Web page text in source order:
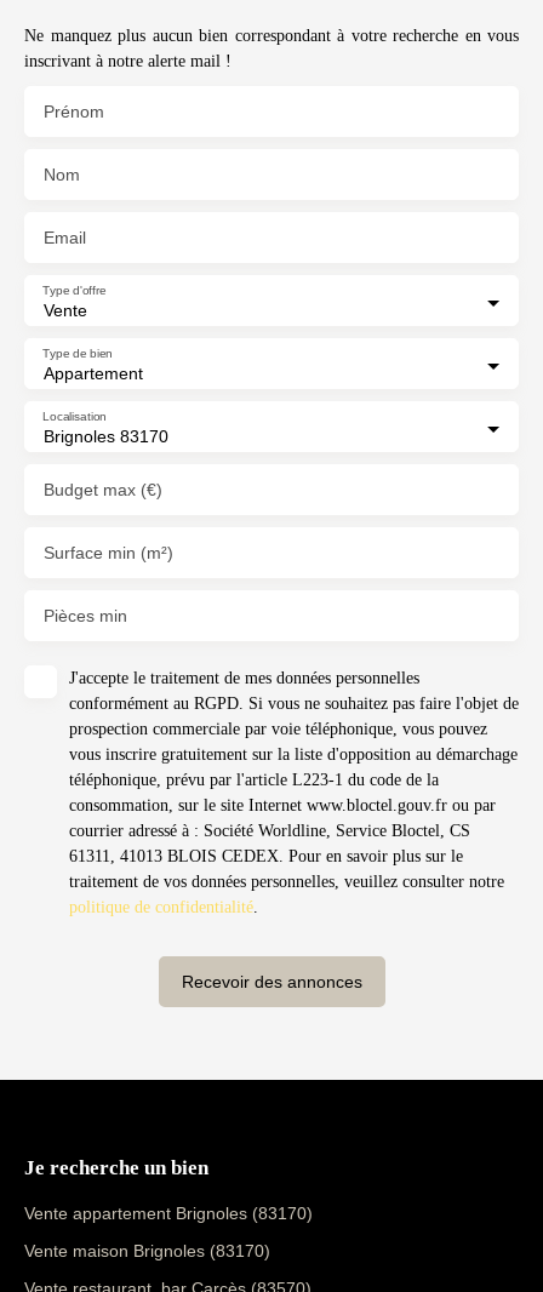
Ne manquez plus aucun bien correspondant à votre recherche en vous
inscrivant à notre alerte mail !
Prénom
Nom
Email
Vente
Type d'offre
Appartement
Type de bien
Brignoles 83170
Localisation
Budget max (€)
Surface min (m²)
Pièces min
J'accepte le traitement de mes données personnelles
conformément au RGPD. Si vous ne souhaitez pas faire l'objet de
prospection commerciale par voie téléphonique, vous pouvez
vous inscrire gratuitement sur la liste d'opposition au démarchage
téléphonique, prévu par l'article L223-1 du code de la
consommation, sur le site Internet www.bloctel.gouv.fr ou par
courrier adressé à : Société Worldline, Service Bloctel, CS
61311, 41013 BLOIS CEDEX. Pour en savoir plus sur le
traitement de vos données personnelles, veuillez consulter notre
politique de confidentialité
Recevoir des annonces
Je recherche un bien
Vente appartement Brignoles (83170)
Vente maison Brignoles (83170)